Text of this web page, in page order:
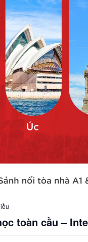
toàn cầu –